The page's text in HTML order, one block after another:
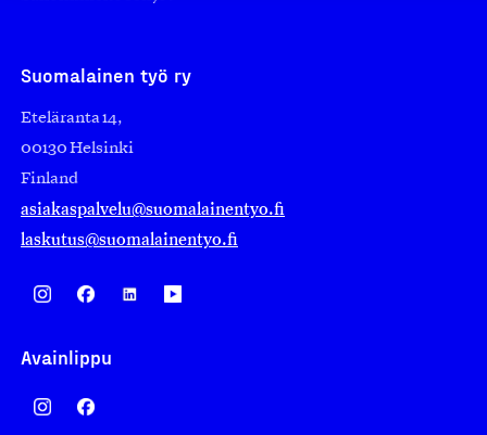
Suomalainen työ ry
Eteläranta 14,
00130 Helsinki
Finland
asiakaspalvelu@suomalainentyo.fi
laskutus@suomalainentyo.fi
Avainlippu